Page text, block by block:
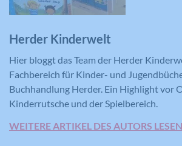
Herder Kinderwelt
Hier bloggt das Team der Herder
Fachbereich für Kinder- und
Buchhandlung Herder. Ein Highlight vor
Kinderrutsche und der Spielbereich.
WEITERE ARTIKEL DES AUTORS LESEN